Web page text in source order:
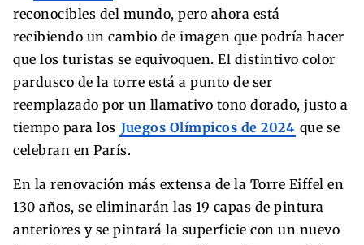
reconocibles del mundo, pero ahora está
recibiendo un cambio de imagen que podría hacer
que los turistas se equivoquen. El distintivo color
pardusco de la torre está a punto de ser
reemplazado por un llamativo tono dorado, justo a
tiempo para los Juegos Olímpicos de 2024 que se
celebran en París.
En la renovación más extensa de la Torre Eiffel en
130 años, se eliminarán las 19 capas de pintura
anteriores y se pintará la superficie con un nuevo